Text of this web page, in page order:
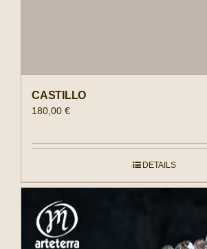
CASTILLO
180,00 €
DETAILS